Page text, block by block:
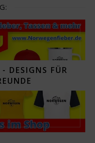
- DESIGNS FÜR